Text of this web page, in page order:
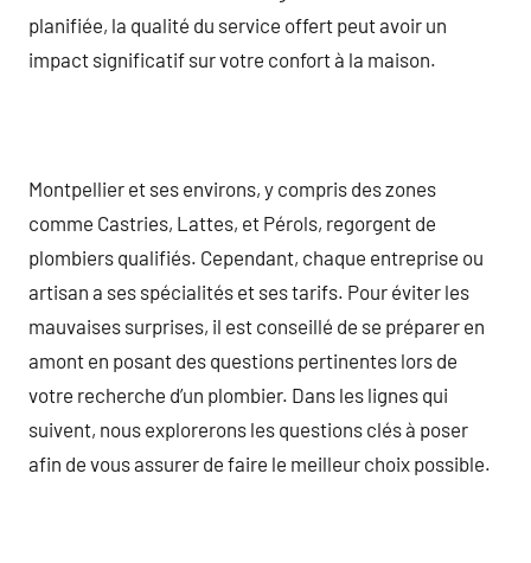
planifiée, la qualité du service offert peut avoir un
impact significatif sur votre confort à la maison.
Montpellier et ses environs, y compris des zones
comme Castries, Lattes, et Pérols, regorgent de
plombiers qualifiés. Cependant, chaque entreprise ou
artisan a ses spécialités et ses tarifs. Pour éviter les
mauvaises surprises, il est conseillé de se préparer en
amont en posant des questions pertinentes lors de
votre recherche d’un plombier. Dans les lignes qui
suivent, nous explorerons les questions clés à poser
afin de vous assurer de faire le meilleur choix possible.